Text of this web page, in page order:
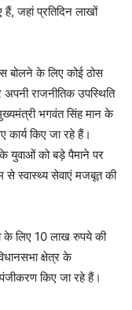
जहां प्रतिदिन लाखों
बोलने के लिए कोई ठोस
अपनी राजनीतिक उपस्थिति
भगवंत सिंह मान के
किए जा रहे हैं।
युवाओं को बड़े पैमाने पर
से स्वास्थ्य सेवाएं मजबूत की
के लिए 10 लाख रुपये की
क्षेत्र के
किए जा रहे हैं।